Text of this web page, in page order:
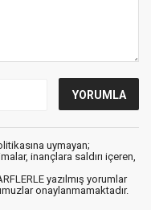
uymayan;
inançlara saldırı içeren,
yazılmış yorumlar
onaylanmamaktadır.